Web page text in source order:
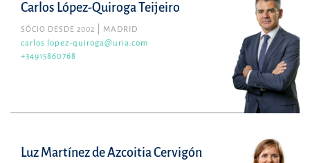
Carlos López-Quiroga Teijeiro
SÓCIO DESDE 2002
MADRID
carlos.lopez-quiroga@uria.com
+34915860768
Luz Martínez de Azcoitia Cervigón